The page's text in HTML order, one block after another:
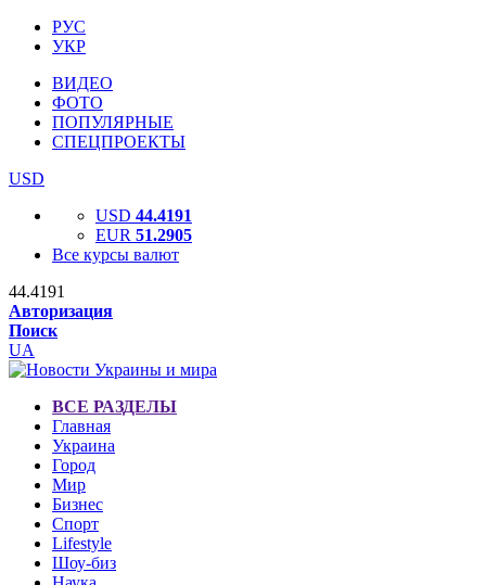
РУС
УКР
ВИДЕО
ФОТО
ПОПУЛЯРНЫЕ
СПЕЦПРОЕКТЫ
USD
USD 44.4191
EUR 51.2905
Все курсы валют
44.4191
Авторизация
Поиск
UA
ВСЕ РАЗДЕЛЫ
Главная
Украина
Город
Мир
Бизнес
Спорт
Lifestyle
Шоу-биз